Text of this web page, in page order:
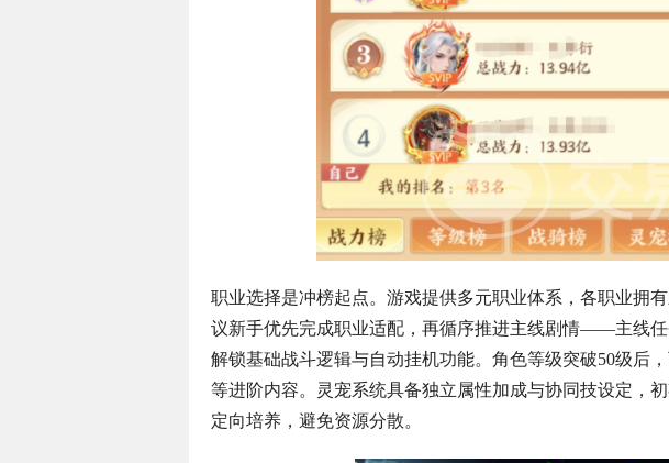
职业选择是冲榜起点。游戏提供多元职业体系，各职业拥
议新手优先完成职业适配，再循序推进主线剧情——主线
解锁基础战斗逻辑与自动挂机功能。角色等级突破50级后
等进阶内容。灵宠系统具备独立属性加成与协同技设定，
定向培养，避免资源分散。